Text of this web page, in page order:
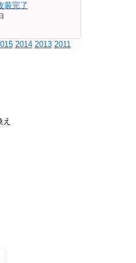
装完了
2014 2013 2011